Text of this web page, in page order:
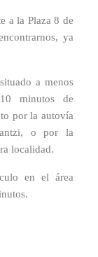
a la Plaza 8 de
ya
a menos
minutos de
por la autovía
o por la
localidad.
en el área